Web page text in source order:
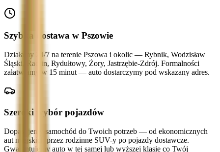
Szybka dostawa w Pszowie
Działamy 24/7 na terenie Pszowa i okolic — Rybnik, Wodzisław
Śląski, Radlin, Rydułtowy, Żory, Jastrzębie-Zdrój. Formalności
załatwiamy w 15 minut — auto dostarczymy pod wskazany adres.
Szeroki wybór pojazdów
Dopasujemy samochód do Twoich potrzeb — od ekonomicznych
aut miejskich przez rodzinne SUV-y po pojazdy dostawcze.
Gwarantujemy auto w tej samej lub wyższej klasie co Twój